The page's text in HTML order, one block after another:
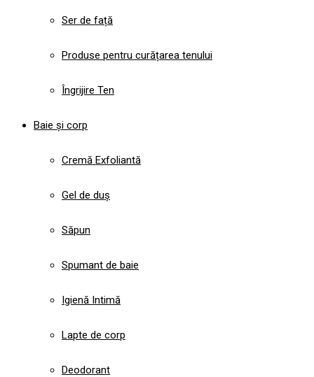
Ser de față
Produse pentru curățarea tenului
Îngrijire Ten
Baie și corp
Cremă Exfoliantă
Gel de duș
Săpun
Spumant de baie
Igienă Intimă
Lapte de corp
Deodorant